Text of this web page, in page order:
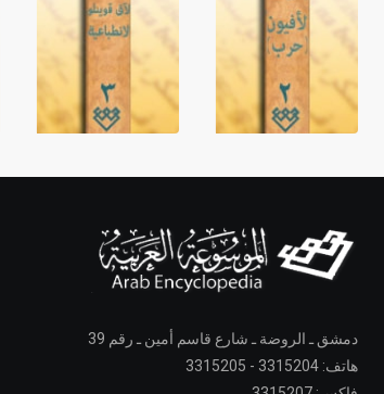
دمشق ـ الروضة ـ شارع قاسم أمين ـ رقم 39
هاتف: 3315204 - 3315205